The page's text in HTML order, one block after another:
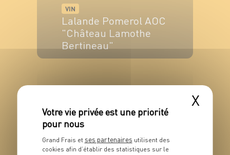
VIN
Lalande Pomerol AOC
"Château Lamothe
Bertineau"
X
Grand Frais et ses partenaires utilisent des
cookies afin d’établir des statistiques sur le